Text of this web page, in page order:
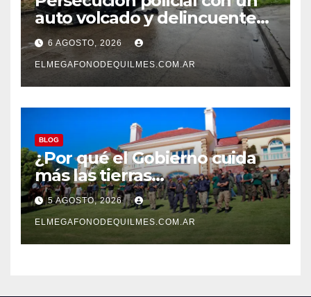
auto volcado y delincuentes
detenidos en San Francisco
Solano
6 AGOSTO, 2026
ELMEGAFONODEQUILMES.COM.AR
BLOG
¿Por qué el Gobierno cuida
más las tierras
extranjerizadas que el
patrimonio de todos los
argentinos?
5 AGOSTO, 2026
ELMEGAFONODEQUILMES.COM.AR